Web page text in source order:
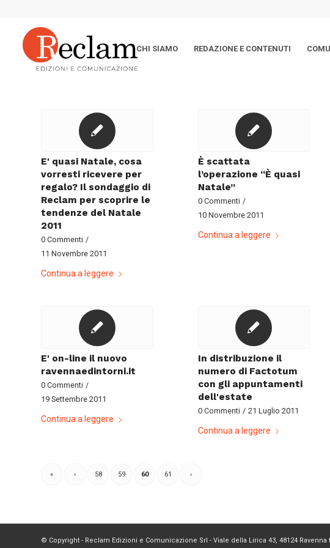
CHI SIAMO REDAZIONE E CONTENUTI
E' quasi Natale, cosa
vorresti ricevere per
regalo? Il sondaggio di
Reclam per scoprire le
tendenze del Natale
2011
0 Commenti /
11 Novembre 2011
Continua a leggere
È scattata
l’operazione “È quasi
Natale”
0 Commenti /
10 Novembre 2011
Continua a leggere
E' on-line il nuovo
ravennaedintorni.it
0 Commenti /
19 Settembre 2011
Continua a leggere
In distribuzione il
numero di Factotum
con gli appuntamenti
dell'estate
0 Commenti / 21 Luglio 2011
Continua a leggere
« ‹ 58 59 60 61 ›
© Copyright - Reclam Edizioni e Comunicazione Srl - Viale della Lirica 43, 48124